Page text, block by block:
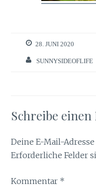
28. JUNI 2020
SUNNYSIDEOFLIFE
Schreibe
Deine E-Mail-
Erforderliche Felder
Kommentar *